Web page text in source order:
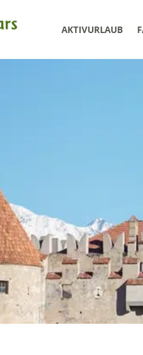
AKTIVURLAUB